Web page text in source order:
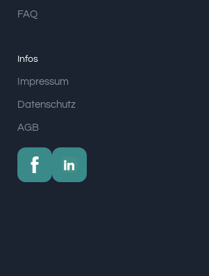
FAQ
Infos
Impressum
Datenschutz
AGB